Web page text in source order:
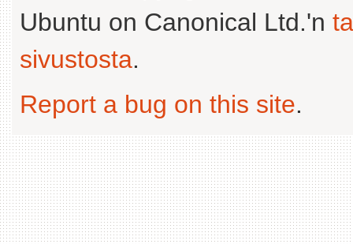
Ubuntu on Canonical Ltd.'n
sivustosta.
Report a bug on this site.